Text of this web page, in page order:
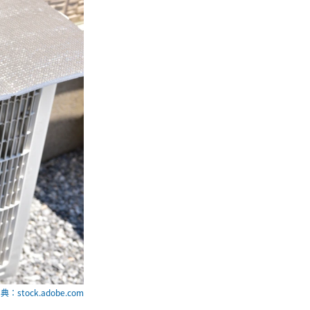
：stock.adobe.com